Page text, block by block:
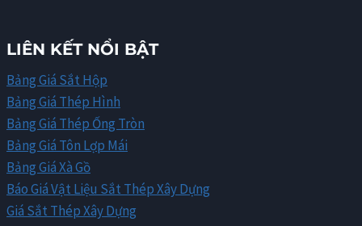
LIÊN KẾT NỔI BẬT
Bảng Giá Sắt Hộp
Bảng Giá Thép Hình
Bảng Giá Thép Ống Tròn
Bảng Giá Tôn Lợp Mái
Bảng Giá Xà Gồ
Báo Giá Vật Liệu Sắt Thép Xây Dựng
Giá Sắt Thép Xây Dựng